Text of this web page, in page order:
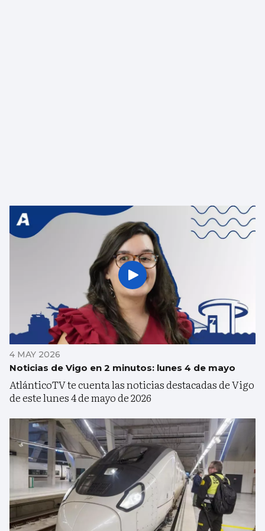
4 MAY 2026
Noticias de Vigo en 2 minutos: lunes 4 de mayo
AtlánticoTV te cuenta las noticias destacadas de Vigo
de este lunes 4 de mayo de 2026